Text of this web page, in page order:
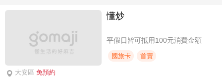
大安區 免預約
懂炒
平假日皆可抵用100元消費金額
國旅卡 首賣